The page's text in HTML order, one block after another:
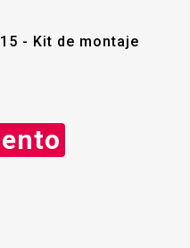
- Kit de montaje